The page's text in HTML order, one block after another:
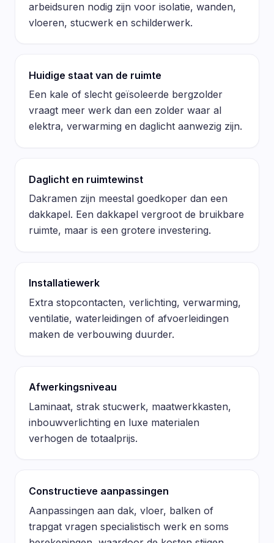
arbeidsuren nodig zijn voor isolatie, wanden,
vloeren, stucwerk en schilderwerk.
Huidige staat van de ruimte
Een kale of slecht geïsoleerde bergzolder
vraagt meer werk dan een zolder waar al
elektra, verwarming en daglicht aanwezig zijn.
Daglicht en ruimtewinst
Dakramen zijn meestal goedkoper dan een
dakkapel. Een dakkapel vergroot de bruikbare
ruimte, maar is een grotere investering.
Installatiewerk
Extra stopcontacten, verlichting, verwarming,
ventilatie, waterleidingen of afvoerleidingen
maken de verbouwing duurder.
Afwerkingsniveau
Laminaat, strak stucwerk, maatwerkkasten,
inbouwverlichting en luxe materialen
verhogen de totaalprijs.
Constructieve aanpassingen
Aanpassingen aan dak, vloer, balken of
trapgat vragen specialistisch werk en soms